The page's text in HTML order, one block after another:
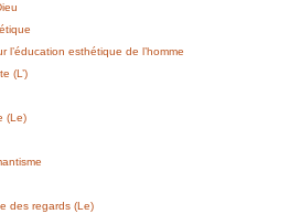
l’éducation esthétique de l’homme
(L’)
(Le)
des regards (Le)